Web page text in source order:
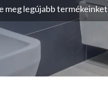
meg legújabb termékeinket